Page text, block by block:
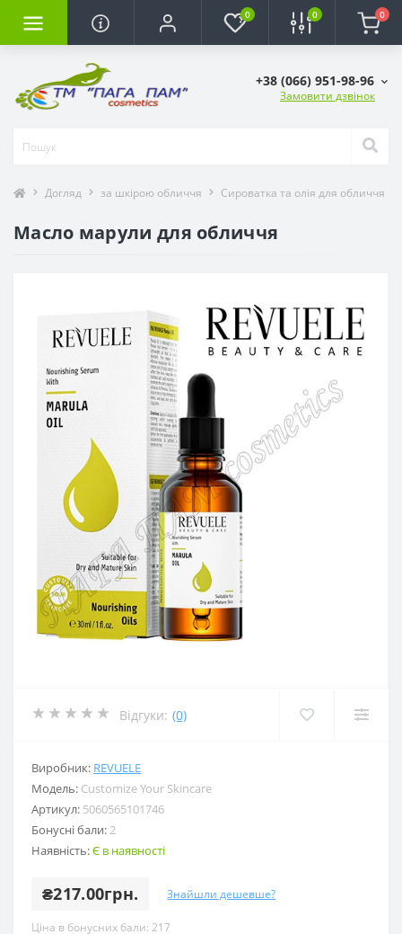
0 0 0
+38 (066) 951-98-96
Замовити дзвінок
Догляд за шкірою обличчя Сироватка та олія для обличчя
Масло марули для обличчя
Відгуки: (0)
Виробник: REVUELE
Модель: Customize Your Skincare
Артикул: 5060565101746
Бонусні бали:2
Наявність:Є в наявності
₴217.00грн. Знайшли дешевше?
Ціна в бонусних бали: 217